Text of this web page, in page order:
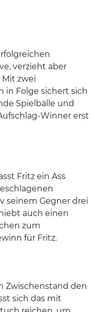
verzieht aber
Mit zwei
in Folge sichert sich
Spielbälle und
Winner erst
Fritz ein Ass
seinem Gegner drei
auch einen
zum
für Fritz.
Zwischenstand den
sich das mit